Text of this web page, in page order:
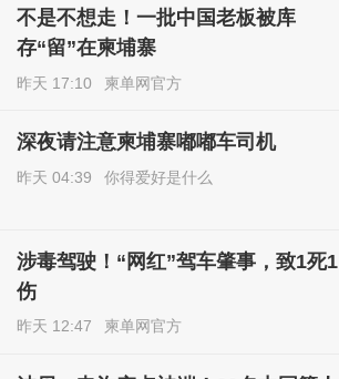
不是不想走！一批中国老板被库
存“留”在柬埔寨
昨天 17:10 柬单网官方
深夜请注意柬埔寨嘟嘟车司机
昨天 04:39 你得爱好是什么
涉毒驾驶！“网红”驾车肇事，致1死1
伤
昨天 12:47 柬单网官方